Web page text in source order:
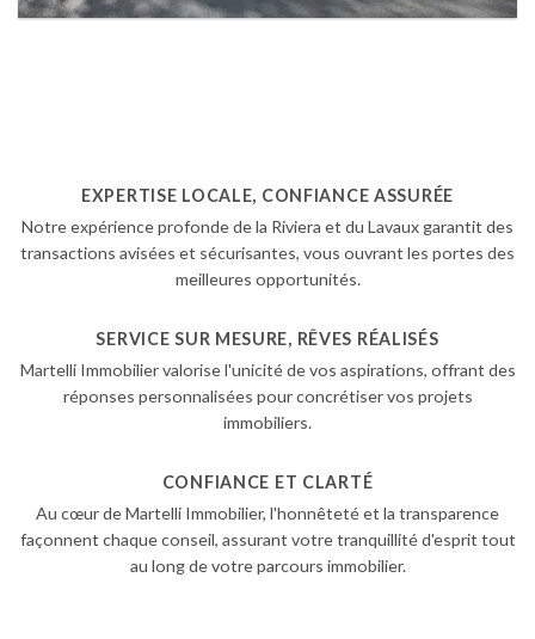
EXPERTISE LOCALE, CONFIANCE ASSURÉE
Notre expérience profonde de la Riviera et du Lavaux garantit des
transactions avisées et sécurisantes, vous ouvrant les portes des
meilleures opportunités.
SERVICE SUR MESURE, RÊVES RÉALISÉS
Martelli Immobilier valorise l'unicité de vos aspirations, offrant des
réponses personnalisées pour concrétiser vos projets
immobiliers.
CONFIANCE ET CLARTÉ
Au cœur de Martelli Immobilier, l'honnêteté et la transparence
façonnent chaque conseil, assurant votre tranquillité d'esprit tout
au long de votre parcours immobilier.